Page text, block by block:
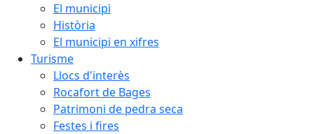
El municipi
Història
El municipi en xifres
Turisme
Llocs d'interès
Rocafort de Bages
Patrimoni de pedra seca
Festes i fires